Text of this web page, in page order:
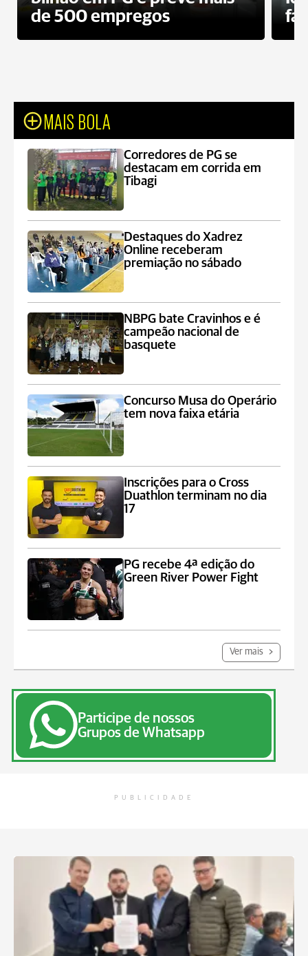
de 500 empregos
MAIS BOLA
Corredores de PG se
destacam em corrida em
Tibagi
Destaques do Xadrez
Online receberam
premiação no sábado
NBPG bate Cravinhos e é
campeão nacional de
basquete
Concurso Musa do Operário
tem nova faixa etária
Inscrições para o Cross
Duathlon terminam no dia
17
PG recebe 4ª edição do
Green River Power Fight
Ver mais
Participe de nossos
Grupos de Whatsapp
PUBLICIDADE